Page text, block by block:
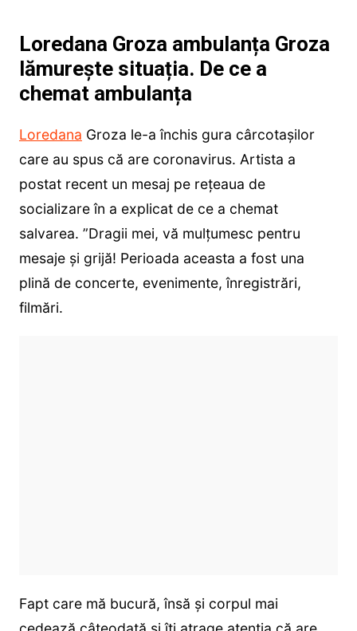
Loredana Groza ambulanța Groza
lămurește situația. De ce a
chemat ambulanța
Loredana Groza le-a închis gura cârcotașilor
care au spus că are coronavirus. Artista a
postat recent un mesaj pe rețeaua de
socializare în a explicat de ce a chemat
salvarea. ”Dragii mei, vă mulțumesc pentru
mesaje și grijă! Perioada aceasta a fost una
plină de concerte, evenimente, înregistrări,
filmări.
Fapt care mă bucură, însă și corpul mai